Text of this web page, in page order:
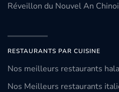
Réveillon du Nouvel An
RESTAURANTS PAR CUISINE
Nos meilleurs restaurants
Nos Meilleurs restaurants